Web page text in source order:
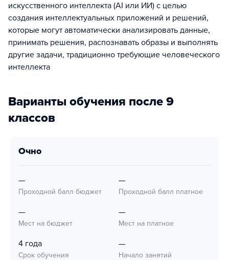
искусственного интеллекта (AI или ИИ) с целью
создания интеллектуальных приложений и решений,
которые могут автоматически анализировать данные,
принимать решения, распознавать образы и выполнять
другие задачи, традиционно требующие человеческого
интеллекта
Варианты обучения после 9
классов
очно
—
Проходной балл бюджет
—
Проходной балл платное
—
Мест на бюджет
—
Мест на платное
4 года
Срок обучения
—
Начало занятий